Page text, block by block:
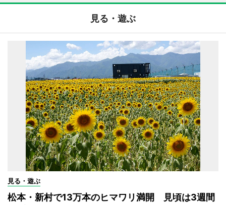
見る・遊ぶ
見る・遊ぶ
松本・新村で13万本のヒマワリ満開 見頃は3週間